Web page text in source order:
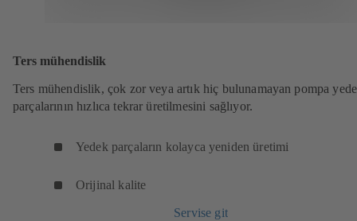
Ters mühendislik
Ters mühendislik, çok zor veya artık hiç bulunamayan pompa
parçalarının hızlıca tekrar üretilmesini sağlıyor.
Yedek parçaların kolayca yeniden üretimi
Orijinal kalite
Servise git